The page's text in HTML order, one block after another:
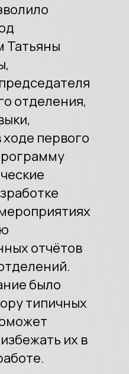
Татьяны
отделения,
первого
отчётов
было
типичных
их в